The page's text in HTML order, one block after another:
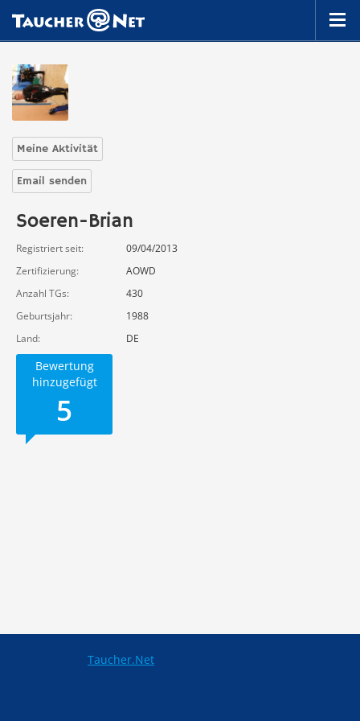
Meine Aktivität
Email senden
Soeren-Brian
Registriert seit
09/04/2013
Zertifizierung
AOWD
Anzahl TGs
430
Geburtsjahr
1988
Land
DE
Bewertung
hinzugefügt
5
Taucher.Net